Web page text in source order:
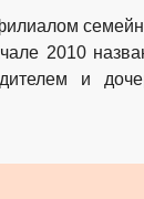
2010
и